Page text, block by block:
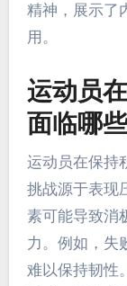
精神，展示了
用。
运动员
面临哪
运动员在保持
挑战源于表现
素可能导致消
力。例如，失
难以保持韧性